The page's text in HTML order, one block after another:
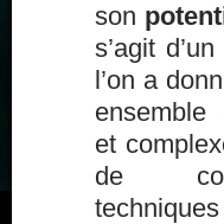
son
s’agit
l’on a
ensemble
et
de